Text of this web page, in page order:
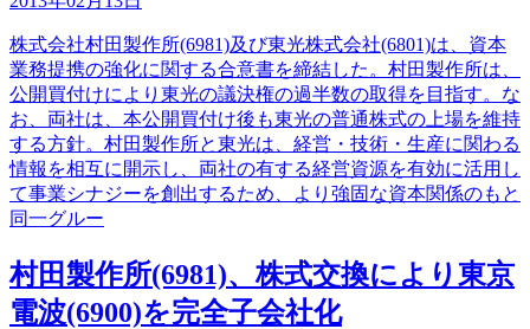
株式会社村田製作所(6981)及び東光株式会社(6801)は、資本
業務提携の強化に関する合意書を締結した。村田製作所は、
公開買付けにより東光の議決権の過半数の取得を目指す。な
お、両社は、本公開買付け後も東光の普通株式の上場を維持
する方針。村田製作所と東光は、経営・技術・生産に関わる
情報を相互に開示し、両社の有する経営資源を有効に活用し
て事業シナジーを創出するため、より強固な資本関係のもと
同一グルー
村田製作所(6981)、株式交換により東京
電波(6900)を完全子会社化